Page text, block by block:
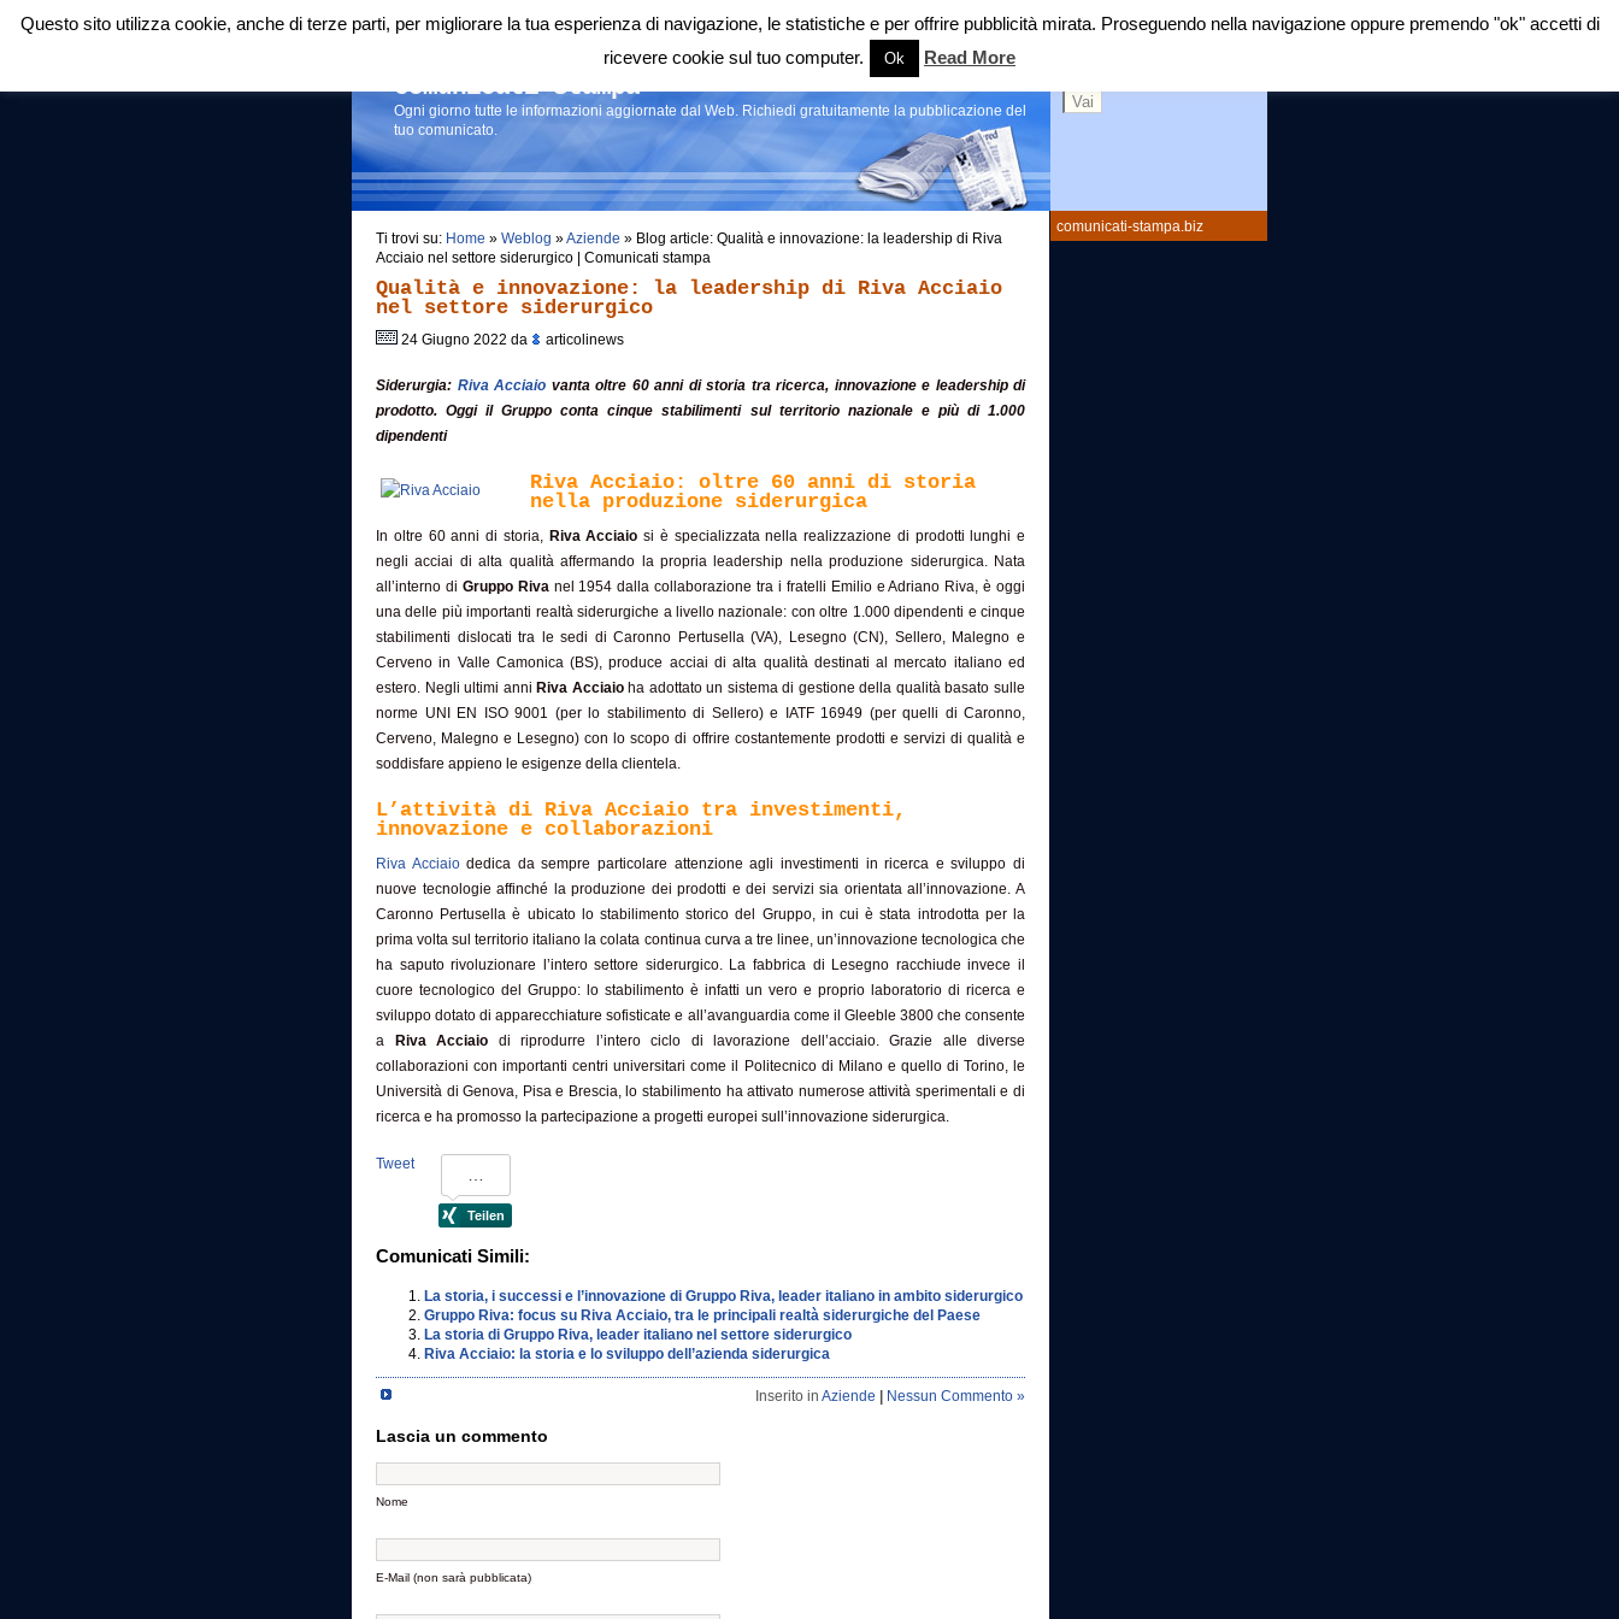
comunicati-stampa.biz
Login |RSS |
Comunicati stampa
Ogni giorno tutte le informazioni aggiornate dal Web. Richiedi gratuitamente la pubblicazione del
tuo comunicato.
Ti trovi su: Home » Weblog »Aziende » Blog article: Qualità e innovazione: la leadership di Riva
Acciaio nel settore siderurgico | Comunicati stampa
Qualità e innovazione: la leadership di Riva Acciaio
nel settore siderurgico
24 Giugno 2022 da articolinews
Siderurgia: Riva Acciaio vanta oltre 60 anni di storia tra ricerca, innovazione e leadership di
prodotto. Oggi il Gruppo conta cinque stabilimenti sul territorio nazionale e più di 1.000
dipendenti
Riva Acciaio: oltre 60 anni di storia
nella produzione siderurgica
In oltre 60 anni di storia, Riva Acciaio si è specializzata nella realizzazione di prodotti lunghi e
negli acciai di alta qualità affermando la propria leadership nella produzione siderurgica. Nata
all’interno di Gruppo Rivanel 1954 dalla collaborazione tra i fratelli Emilio e Adriano Riva, è oggi
una delle più importanti realtà siderurgiche a livello nazionale: con oltre 1.000 dipendenti e cinque
stabilimenti dislocati tra le sedi di Caronno Pertusella (VA), Lesegno (CN), Sellero, Malegno e
Cerveno in Valle Camonica (BS), produce acciai di alta qualità destinati al mercato italiano ed
estero. Negli ultimi anni Riva Acciaioha adottato un sistema di gestione della qualità basato sulle
norme UNI EN ISO 9001 (per lo stabilimento di Sellero) e IATF 16949 (per quelli di Caronno,
Cerveno, Malegno e Lesegno) con lo scopo di offrire costantemente prodotti e servizi di qualità e
soddisfare appieno le esigenze della clientela.
L’attività di Riva Acciaio tra investimenti,
innovazione e collaborazioni
Riva Acciaiodedica da sempre particolare attenzione agli investimenti in ricerca e sviluppo di
nuove tecnologie affinché la produzione dei prodotti e dei servizi sia orientata all’innovazione. A
Caronno Pertusella è ubicato lo stabilimento storico del Gruppo, in cui è stata introdotta per la
prima volta sul territorio italiano la colata continua curva a tre linee, un’innovazione tecnologica che
ha saputo rivoluzionare l’intero settore siderurgico. La fabbrica di Lesegno racchiude invece il
cuore tecnologico del Gruppo: lo stabilimento è infatti un vero e proprio laboratorio di ricerca e
sviluppo dotato di apparecchiature sofisticate e all’avanguardia come il Gleeble 3800 che consente
a
Riva Acciaio di riprodurre l’intero ciclo di lavorazione dell’acciaio. Grazie alle diverse
collaborazioni con importanti centri universitari come il Politecnico di Milano e quello di Torino, le
Università di Genova, Pisa e Brescia, lo stabilimento ha attivato numerose attività sperimentali e di
ricerca e ha promosso la partecipazione a progetti europei sull’innovazione siderurgica.
Tweet
Comunicati Simili:
La storia, i successi e l’innovazione di Gruppo Riva, leader italiano in ambito siderurgico
Gruppo Riva: focus su Riva Acciaio, tra le principali realtà siderurgiche del Paese
La storia di Gruppo Riva, leader italiano nel settore siderurgico
Riva Acciaio: la storia e lo sviluppo dell’azienda siderurgica
Inserito in Aziende Nessun Commento »
Lascia un commento
Nome
E-Mail (non sarà pubblicata)
Questo sito utilizza cookie, anche di terze parti, per migliorare la tua esperienza di navigazione, le statistiche e per offrire pubblicità mirata. Proseguendo nella navigazione oppure premendo "ok" accetti di
ricevere cookie sul tuo computer.
Ok Read More